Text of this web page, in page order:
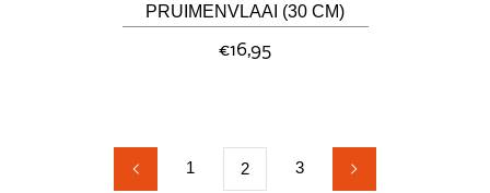
PRUIMENVLAAI (30 CM)
€16,95
1 2 3